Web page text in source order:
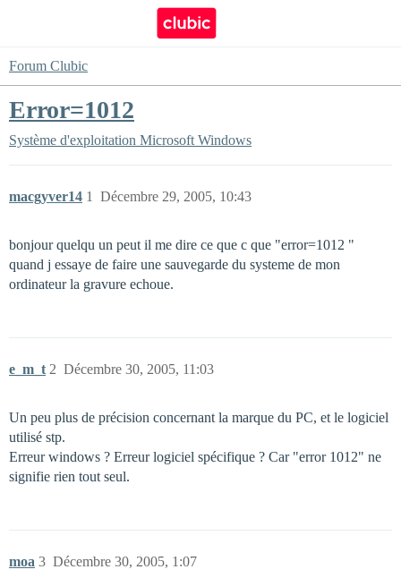
Forum Clubic
Error=1012
Système d'exploitation Microsoft Windows
macgyver14 Décembre 29, 2005, 10:43
1
bonjour quelqu un peut il me dire ce que c que "error=1012 "
quand j essaye de faire une sauvegarde du systeme de mon
ordinateur la gravure echoue.
e_m_t Décembre 30, 2005, 11:03
2
Un peu plus de précision concernant la marque du PC, et le logiciel
utilisé stp.
Erreur windows ? Erreur logiciel spécifique ? Car "error 1012" ne
signifie rien tout seul.
moa Décembre 30, 2005, 1:07
3